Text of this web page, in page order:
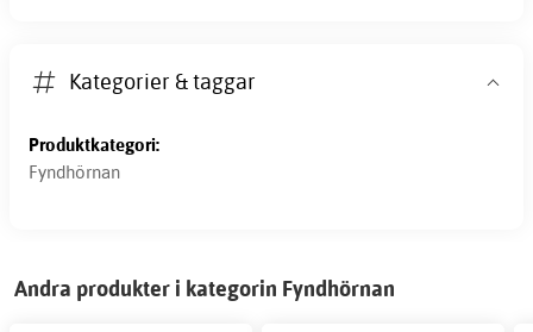
Kategorier & taggar
Produktkategori:
Fyndhörnan
Andra produkter i kategorin Fyndhörnan